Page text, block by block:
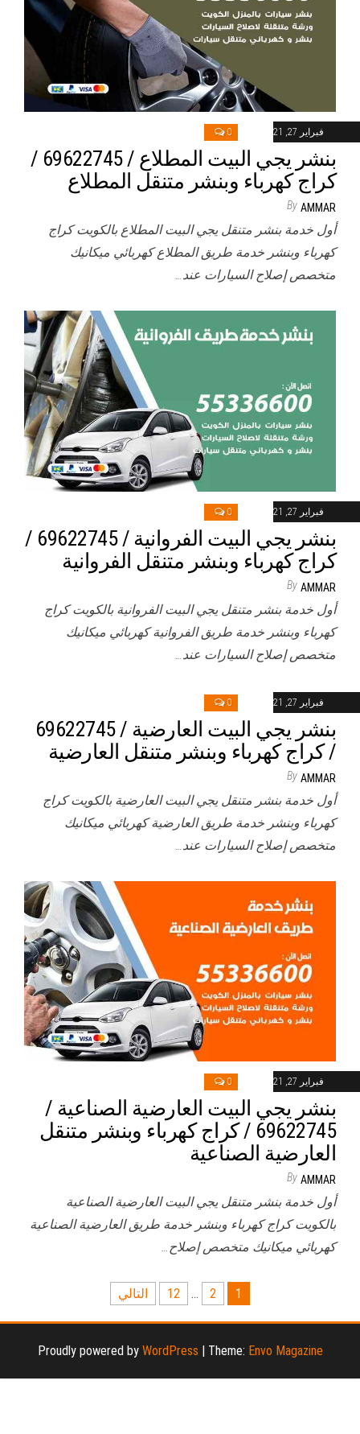
فبراير 27, 2021 0
بنشر يجي البيت المطلاع / 69622745‬ /
كراج كهرباء وبنشر متنقل المطلاع
By AMMAR
أول خدمة بنشر متنقل يجي البيت المطلاع بالكويت كراج
كهرباء وبنشر خدمة طريق المطلاع كهربائي ميكانيك
متخصص إصلاح السيارات عند…
فبراير 27, 2021 0
بنشر يجي البيت الفروانية / 69622745‬ /
كراج كهرباء وبنشر متنقل الفروانية
By AMMAR
أول خدمة بنشر متنقل يجي البيت الفروانية بالكويت كراج
كهرباء وبنشر خدمة طريق الفروانية كهربائي ميكانيك
متخصص إصلاح السيارات عند…
فبراير 27, 2021 0
/ كراج كهرباء وبنشر متنقل العارضية
By AMMAR
أول خدمة بنشر متنقل يجي البيت العارضية بالكويت كراج
كهرباء وبنشر خدمة طريق العارضية كهربائي ميكانيك
متخصص إصلاح السيارات عند…
فبراير 27, 2021 0
بنشر يجي البيت العارضية الصناعية /
69622745‬ / كراج كهرباء وبنشر متنقل
العارضية الصناعية
By AMMAR
أول خدمة بنشر متنقل يجي البيت العارضية الصناعية
بالكويت كراج كهرباء وبنشر خدمة طريق العارضية الصناعية
كهربائي ميكانيك متخصص إصلاح…
صفحات
المقالات
1
2
…
12 التالي
Proudly powered by WordPress Theme: Envo Magazine